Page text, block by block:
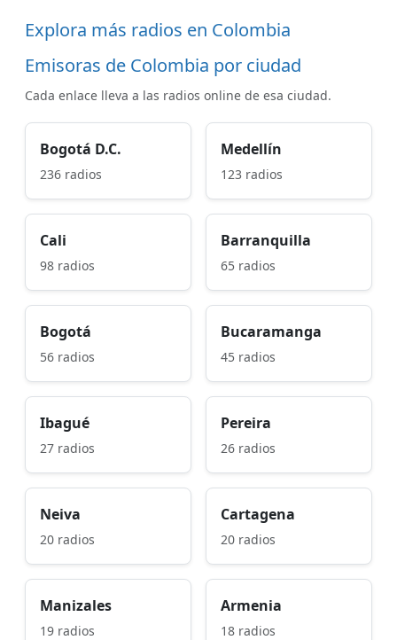
Explora más radios en Colombia
Emisoras de Colombia por ciudad
Cada enlace lleva a las radios online de esa ciudad.
Bogotá D.C.
236 radios
Medellín
123 radios
Cali
98 radios
Barranquilla
65 radios
Bogotá
56 radios
Bucaramanga
45 radios
Ibagué
27 radios
Pereira
26 radios
Neiva
20 radios
Cartagena
20 radios
Manizales
19 radios
Armenia
18 radios